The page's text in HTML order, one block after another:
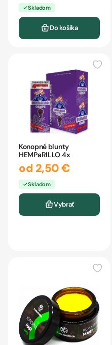
Skladom
Do košíka
Konopné blunty
HEMPaRILLO 4x
od 2,50 €
Skladom
Vybrať